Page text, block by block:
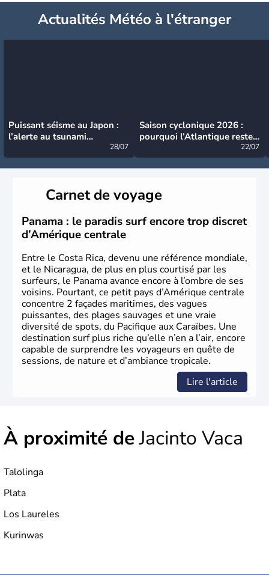
Actualités Météo à l'étranger
Puissant séisme au Japon :
l’alerte au tsunami
28/07
Saison cyclonique 2026 :
pourquoi l’Atlantique reste
22/07
Carnet de voyage
Panama : le paradis surf encore trop discret
d’Amérique centrale
Entre le Costa Rica, devenu une référence mondiale,
et le Nicaragua, de plus en plus courtisé par les
surfeurs, le Panama avance encore à l’ombre de ses
voisins. Pourtant, ce petit pays d’Amérique centrale
concentre 2 façades maritimes, des vagues
puissantes, des plages sauvages et une vraie
diversité de spots, du Pacifique aux Caraïbes. Une
destination surf plus riche qu’elle n’en a l’air, encore
capable de surprendre les voyageurs en quête de
sessions, de nature et d’ambiance tropicale.
Lire l'article
À proximité deJacinto Vaca
Talolinga
Plata
Los Laureles
Kurinwas